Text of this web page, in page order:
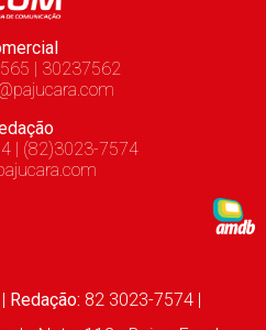
| 30237562
| (82)3023-7574
| Redação: 82 3023-7574 |